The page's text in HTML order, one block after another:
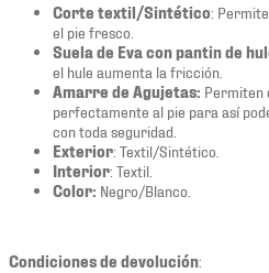
Corte textil/Sintético:
el pie fresco.
Suela de Eva con pantin de
el hule aumenta la fricción.
Amarre de Agujetas: Permiten
perfectamente al pie para así
con toda seguridad.
Exterior: Textil/Sintético.
Interior: Textil.
Color: Negro/Blanco.
Condiciones de devolución: